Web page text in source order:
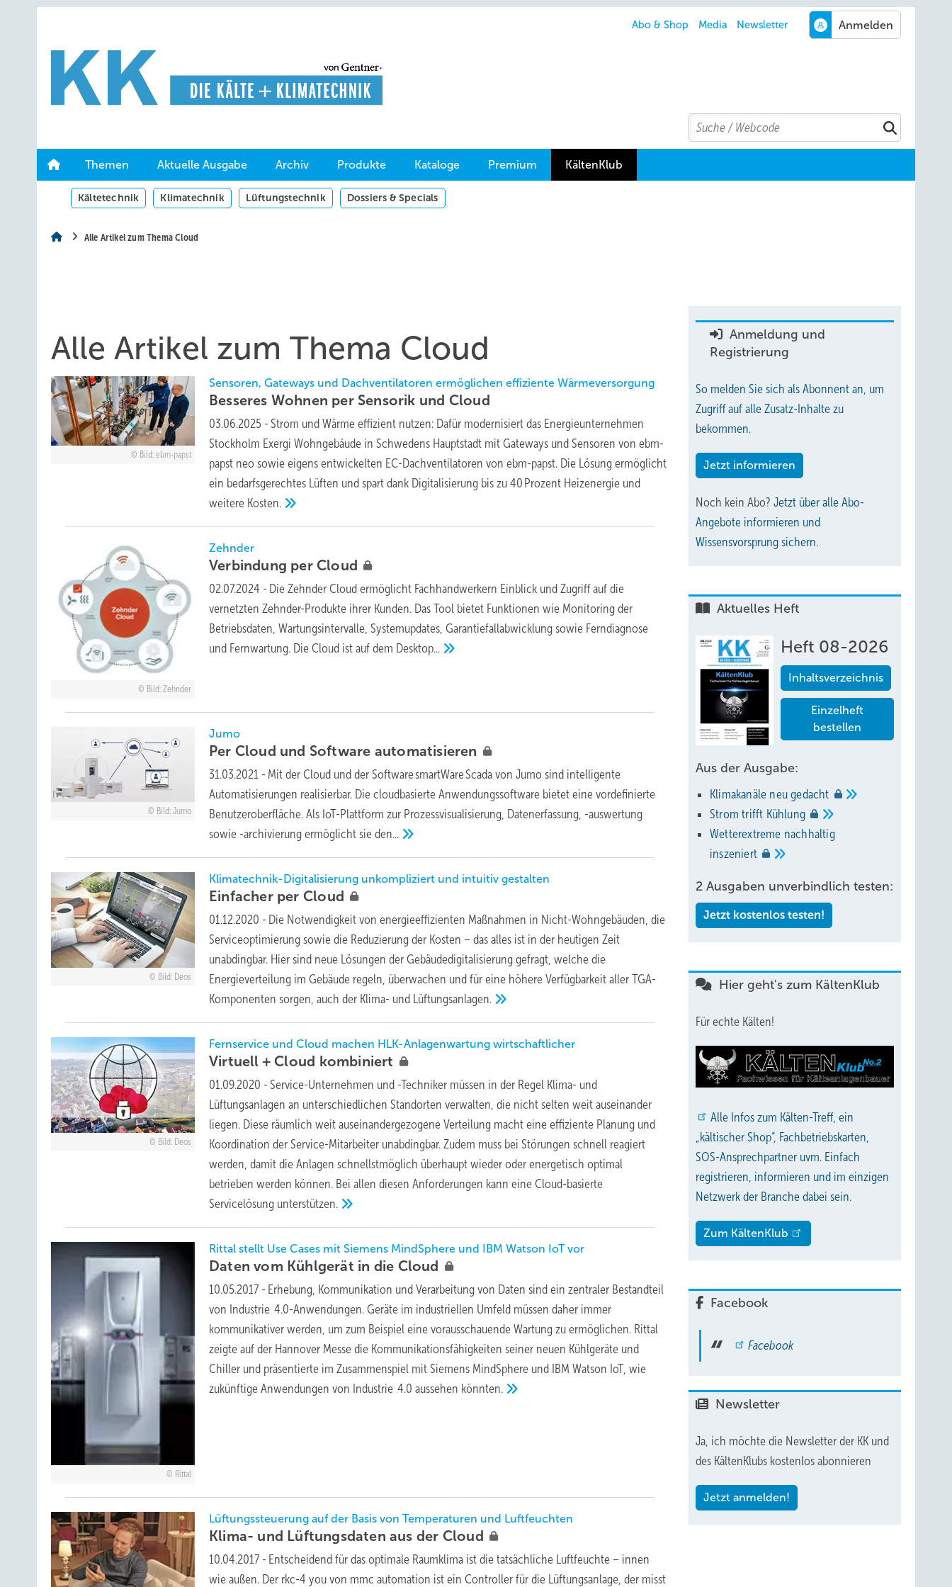
Hauptinhalt
Hauptmenü
Abo & Shop Media Newsletter
Search
Suchen
Themen Aktuelle Ausgabe Archiv Produkte Kataloge Premium KältenKlub
Kältetechnik Klimatechnik Lüftungstechnik Dossiers & Specials
Alle Artikel zum Thema Cloud
Alle Artikel zum Thema Cloud
Bild: ebm-papst
Sensoren, Gateways und Dachventilatoren ermöglichen effiziente Wärmeversorgung
Besseres Wohnen per Sensorik und Cloud
03.06.2025 - Strom und Wärme effizient nutzen: Dafür modernisiert das Energieunternehmen
Stockholm Exergi Wohngebäude in Schwedens Hauptstadt mit Gateways und Sensoren von ebm-
papst neo sowie eigens entwickelten EC-Dachventilatoren von ebm-papst. Die Lösung ermöglicht
ein bedarfsgerechtes Lüften und spart dank Digitalisierung bis zu 40 Prozent Heizenergie und
weitere Kosten.
Bild: Zehnder
Zehnder
Verbindung perCloud
02.07.2024 - Die Zehnder Cloud ermöglicht Fachhandwerkern Einblick und Zugriff auf die
vernetzten Zehnder-Produkte ihrer Kunden. Das Tool bietet Funktionen wie Monitoring der
Betriebsdaten, Wartungsintervalle, Systemupdates, Garantiefallabwicklung sowie Ferndiagnose
und Fernwartung. Die Cloud ist auf dem Desktop...
Bild: Jumo
Jumo
Per Cloud und Software automatisieren
31.03.2021 - Mit der Cloud und der Software smartWare Scada von Jumo sind intelligente
Automatisierungen realisierbar. Die cloudbasierte Anwendungssoftware bietet eine vordefinierte
Benutzeroberfläche. Als IoT-Plattform zur Prozessvisualisierung, Datenerfassung, -auswertung
sowie -archivierung ermöglicht sieden...
Bild: Deos
Klimatechnik-Digitalisierung unkompliziert und intuitiv gestalten
Einfacher per Cloud
01.12.2020 - Die Notwendigkeit von energieeffizienten Maßnahmen in Nicht-Wohngebäuden, die
Serviceoptimierung sowie die Reduzierung der Kosten – das alles ist in der heutigen Zeit
unabdingbar. Hier sind neue Lösungen der Gebäudedigitalisierung gefragt, welche die
Energieverteilung im Gebäude regeln, überwachen und für eine höhere Verfügbarkeit aller TGA-
Komponenten sorgen, auch der Klima- und Lüftungsanlagen.
Bild: Deos
Fernservice und Cloud machen HLK-Anlagenwartung wirtschaftlicher
Virtuell + Cloud kombiniert
01.09.2020 - Service-Unternehmen und -Techniker müssen in der Regel Klima- und
Lüftungsanlagen an unterschiedlichen Standorten verwalten, die nicht selten weit auseinander
liegen. Diese räumlich weit auseinandergezogene Verteilung macht eine effiziente Planung und
Koordination der Service-Mitarbeiter unabdingbar. Zudem muss bei Störungen schnell reagiert
werden, damit die Anlagen schnellstmöglich überhaupt wieder oder energetisch optimal
betrieben werden können. Bei allen diesen Anforderungen kann eine Cloud-basierte
Servicelösung unterstützen.
Rittal
Rittal stellt Use Cases mit Siemens MindSphere und IBM Watson IoT vor
Daten vom Kühlgerät in die Cloud
10.05.2017 - Erhebung, Kommunikation und Verarbeitung von Daten sind ein zentraler Bestandteil
von Industrie 4.0-Anwendungen. Geräte im industriellen Umfeld müssen daher immer
kommunikativer werden, um zum Beispiel eine vorausschauende Wartung zu ermöglichen. Rittal
zeigte auf der Hannover Messe die Kommunikationsfähigkeiten seiner neuen Kühlgeräte und
Chiller und präsentierte im Zusammenspiel mit Siemens MindSphere und IBM Watson IoT, wie
zukünftige Anwendungen von Industrie 4.0 aussehen könnten.
Lüftungssteuerung auf der Basis von Temperaturen und Luftfeuchten
Klima- und Lüftungsdaten aus der Cloud
10.04.2017 - Entscheidend für das optimale Raumklima ist die tatsächliche Luftfeuchte – innen
wie außen. Der rkc-4 you von mmc automation ist ein Controller für die Lüftungsanlage, der misst
Anmeldung und
Registrierung
So melden Sie sich als Abonnent an, um
Zugriff auf alle Zusatz-Inhalte zu
bekommen.
Jetzt informieren
Noch kein Abo? Jetzt über alle Abo-
Angebote informieren und
Wissensvorsprung sichern.
Aktuelles Heft
Heft 08-2026
Inhaltsverzeichnis
Einzelheft
bestellen
Aus der Ausgabe:
Klimakanäle neugedacht
Strom trifft Kühlung
Wetterextreme nachhaltig
inszeniert
2 Ausgaben unverbindlich testen:
Jetzt kostenlos testen!
Hier geht's zum KältenKlub
Für echte Kälten!
Alle Infos zum Kälten-Treff, ein
„kältischer Shop“, Fachbetriebskarten,
SOS-Ansprechpartner uvm. Einfach
registrieren, informieren und im einzigen
Netzwerk der Branche dabei sein.
Zum KältenKlub
Facebook
Facebook
Newsletter
Ja, ich möchte die Newsletter der KK und
des KältenKlubs kostenlos abonnieren
Jetzt anmelden!